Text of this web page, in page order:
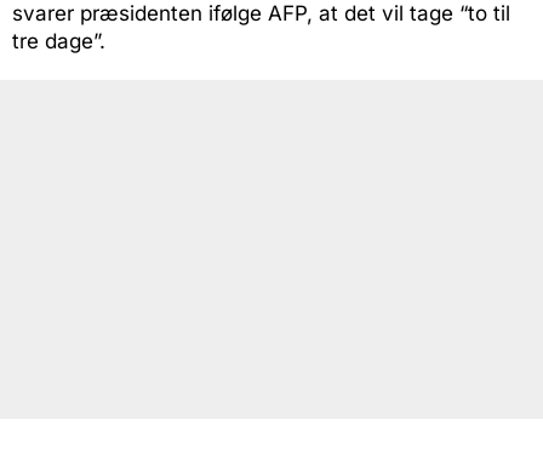
svarer præsidenten ifølge AFP, at det vil tage “to til
tre dage”.